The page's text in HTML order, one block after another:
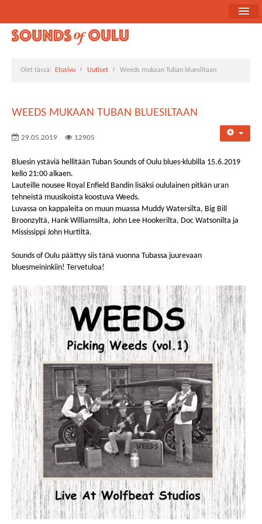
Etusivu
Olet tässä: Etusivu Uutiset Weeds mukaan Tuban bluesiltaan
WEEDS MUKAAN TUBAN BLUESILTAAN
29.05.2019 12905
Bluesin ystäviä hellitään Tuban Sounds of Oulu blues-klubilla 15.6.2019
kello 21:00 alkaen.
Lauteille nousee Royal Enfield Bandin lisäksi oululainen pitkän uran
tehneistä muusikoista koostuva Weeds.
Luvassa on kappaleita on muun muassa Muddy Watersilta, Big Bill
Broonzyltä, Hank Williamsilta, John Lee Hookerilta, Doc Watsonilta ja
Mississippi John Hurtiltä.
Sounds of Oulu päättyy siis tänä vuonna Tubassa juurevaan
bluesmeininkiin! Tervetuloa!